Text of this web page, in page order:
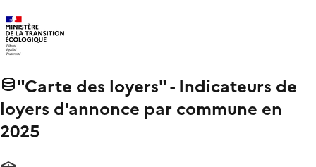
"Carte des loyers" - Indicateurs de
loyers d'annonce par commune en
2025